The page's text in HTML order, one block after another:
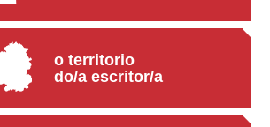
o territorio
do/a escritor/a